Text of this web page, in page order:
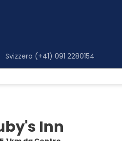
Svizzera (+41) 091 2280154
Inn